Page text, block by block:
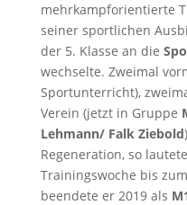
mehrkampforientierte
seiner sportlichen
der 5. Klasse an die
wechselte. Zweimal
Sportunterricht),
Verein (jetzt in Gruppe
Lehmann/ Falk Ziebold
Regeneration, so
Trainingswoche bis
beendete er 2019 als